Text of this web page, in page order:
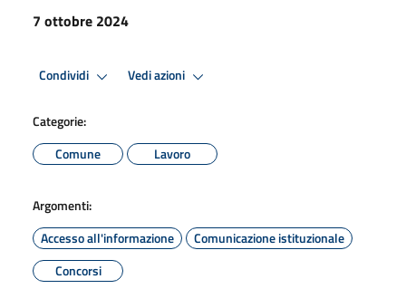
7 ottobre 2024
Condividi Vedi azioni
Categorie:
Comune
Lavoro
Argomenti:
Accesso all'informazione
Comunicazione istituzionale
Concorsi